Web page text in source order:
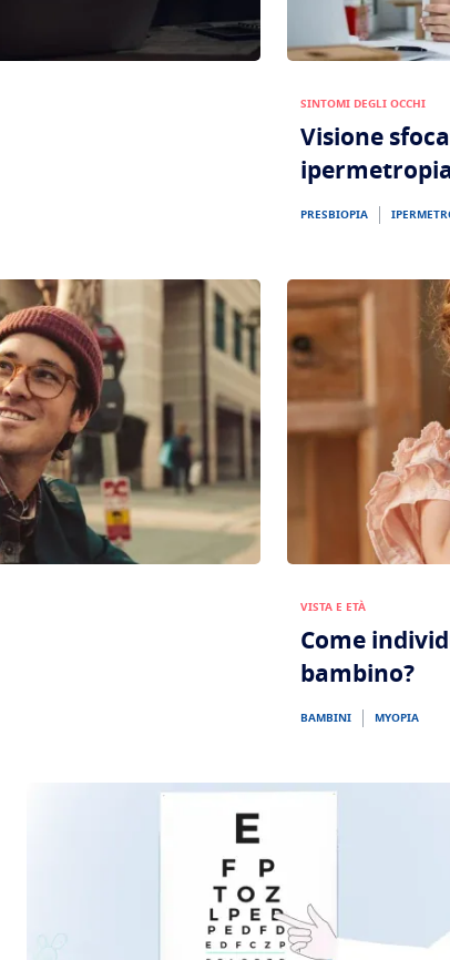
SINTOMI DEGLI OCCHI
Visione
PRESBIOPIA
VISTA E ETÀ
Come
bambino?
BAMBINI MYOPIA